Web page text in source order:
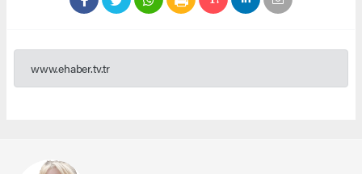
www.ehaber.tv.tr